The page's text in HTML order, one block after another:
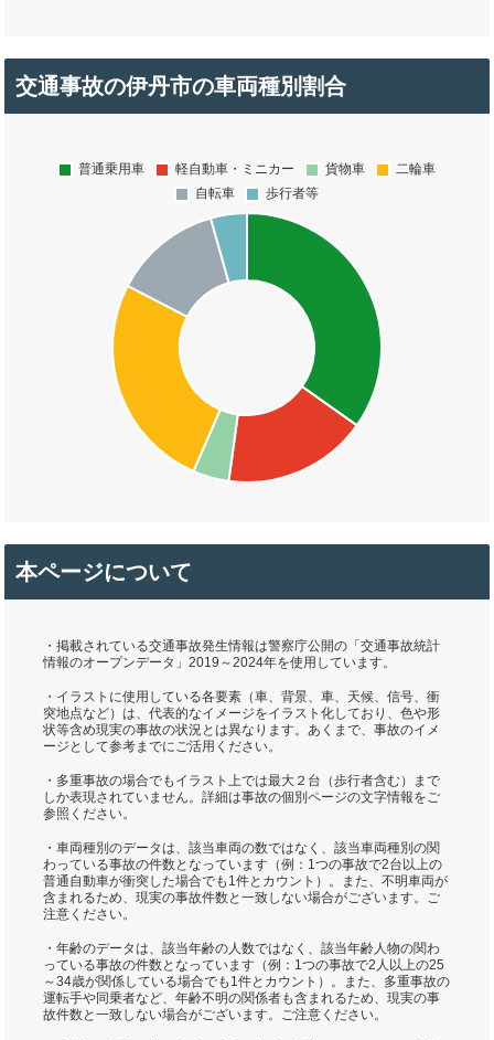
交通事故の伊丹市の車両種別割合
本ページについて
・掲載されている交通事故発生情報は警察庁公開の「交通事故統計
情報のオープンデータ」2019～2024年を使用しています。
・イラストに使用している各要素（車、背景、車、天候、信号、衝
突地点など）は、代表的なイメージをイラスト化しており、色や形
状等含め現実の事故の状況とは異なります。あくまで、事故のイメ
ージとして参考までにご活用ください。
・多重事故の場合でもイラスト上では最大２台（歩行者含む）まで
しか表現されていません。詳細は事故の個別ページの文字情報をご
参照ください。
・車両種別のデータは、該当車両の数ではなく、該当車両種別の関
わっている事故の件数となっています（例：1つの事故で2台以上の
普通自動車が衝突した場合でも1件とカウント）。また、不明車両が
含まれるため、現実の事故件数と一致しない場合がございます。ご
注意ください。
・年齢のデータは、該当年齢の人数ではなく、該当年齢人物の関わ
っている事故の件数となっています（例：1つの事故で2人以上の25
～34歳が関係している場合でも1件とカウント）。また、多重事故の
運転手や同乗者など、年齢不明の関係者も含まれるため、現実の事
故件数と一致しない場合がございます。ご注意ください。